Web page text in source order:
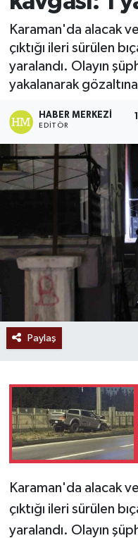
Karaman'da alacak
çıktığı ileri sürülen
yaralandı. Olayın
yakalanarak gözaltına
HABER MERKEZI
EDITÖR
Paylaş
Karaman'da alacak
çıktığı ileri sürülen
yaralandı. Olayın
Ekonomi
Sağlık